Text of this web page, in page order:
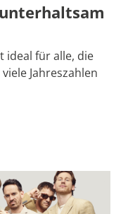
ideal für alle, die
Jahreszahlen